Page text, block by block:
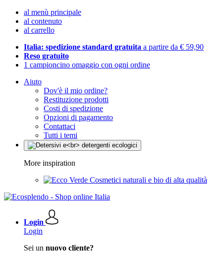
al menù principale
al contenuto
al carrello
Italia: spedizione standard gratuita a partire da € 59,90
Reso gratuito
1 campioncino omaggio con ogni ordine
Aiuto
Dov'è il mio ordine?
Restituzione prodotti
Costi di spedizione
Opzioni di pagamento
Contattaci
Tutti i temi
More inspiration
Cosmetici naturali e bio di alta qualità
Login
Login
Sei un nuovo cliente?